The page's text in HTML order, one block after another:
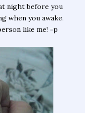
night before you
when you awake.
like me! =p